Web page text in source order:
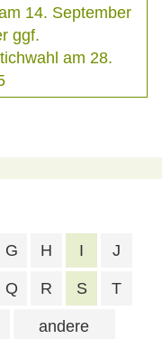
14. September
ggf.
am 28.
G H I J
Q R S T
andere